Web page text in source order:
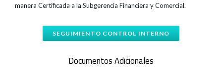
manera Certificada a la Subgerencia Financiera y Comercial.
SEGUIMIENTO CONTROL INTERNO
Documentos Adicionales